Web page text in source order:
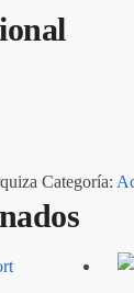
Categoría: